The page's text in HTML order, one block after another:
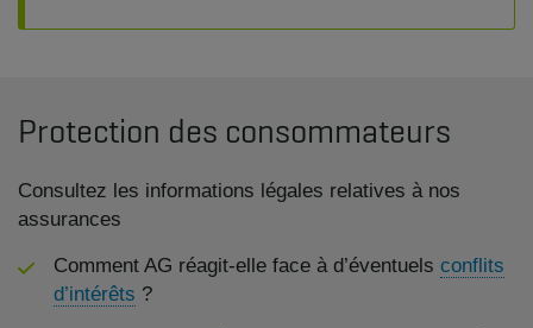
Protection des consommateurs
Consultez les informations légales relatives à nos
assurances
Comment AG réagit-elle face à d’éventuels conflits
d’intérêts ?